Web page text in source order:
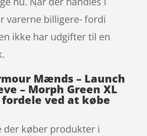
varerne billigere- fordi
ikke har udgifter til en
Mænds – Launch
– Morph Green XL
fordele ved at købe
der køber produkter i